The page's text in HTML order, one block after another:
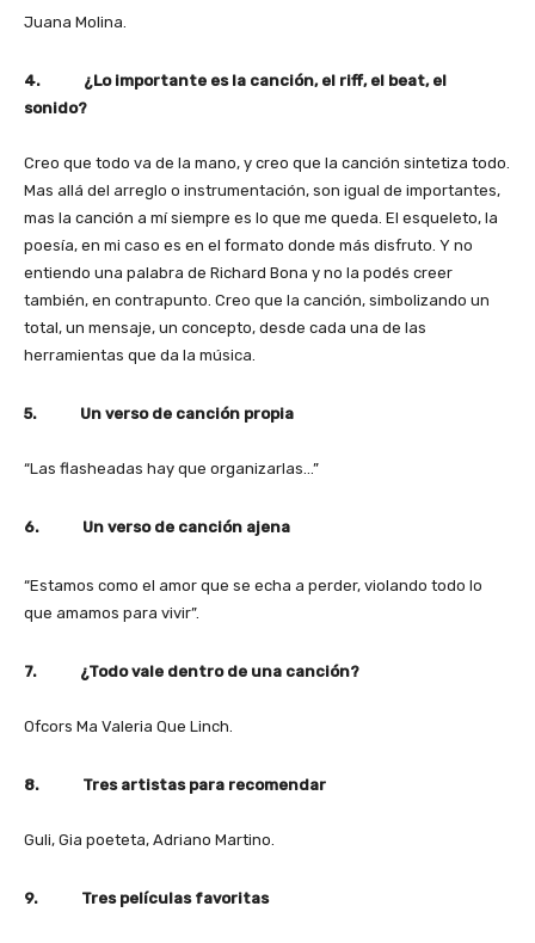
Juana Molina.
4. ¿Lo importante es la canción, el riff, el beat, el
sonido?
Creo que todo va de la mano, y creo que la canción sintetiza todo.
Mas allá del arreglo o instrumentación, son igual de importantes,
mas la canción a mí siempre es lo que me queda. El esqueleto, la
poesía, en mi caso es en el formato donde más disfruto. Y no
entiendo una palabra de Richard Bona y no la podés creer
también, en contrapunto. Creo que la canción, simbolizando un
total, un mensaje, un concepto, desde cada una de las
herramientas que da la música.
5. Un verso de canción propia
“Las flasheadas hay que organizarlas…”
6. Un verso de canción ajena
“Estamos como el amor que se echa a perder, violando todo lo
que amamos para vivir”.
7. ¿Todo vale dentro de una canción?
Ofcors Ma Valeria Que Linch.
8. Tres artistas para recomendar
Guli, Gia poeteta, Adriano Martino.
9. Tres películas favoritas